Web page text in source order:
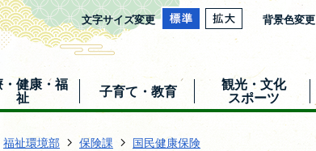
文字サイズ変更 背景色変更
・健康・福
祉
子育て・教育
観光・文化
スポーツ
福祉環境部 保険課
国民健康保険